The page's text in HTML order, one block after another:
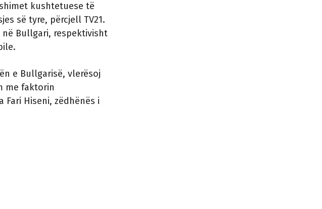
kushtetuese të
së tyre, përcjell TV21.
në Bullgari, respektivisht
e Bullgarisë, vlerësoj
me faktorin
Hiseni, zëdhënës i